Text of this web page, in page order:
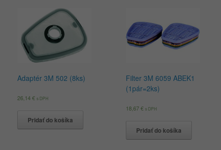
Adaptér 3M 502 (8ks)
26,14€ s DPH
Pridať do košíka
Filter 3M 6059 ABEK1
(1pár=2ks)
18,67€ s DPH
Pridať do košíka